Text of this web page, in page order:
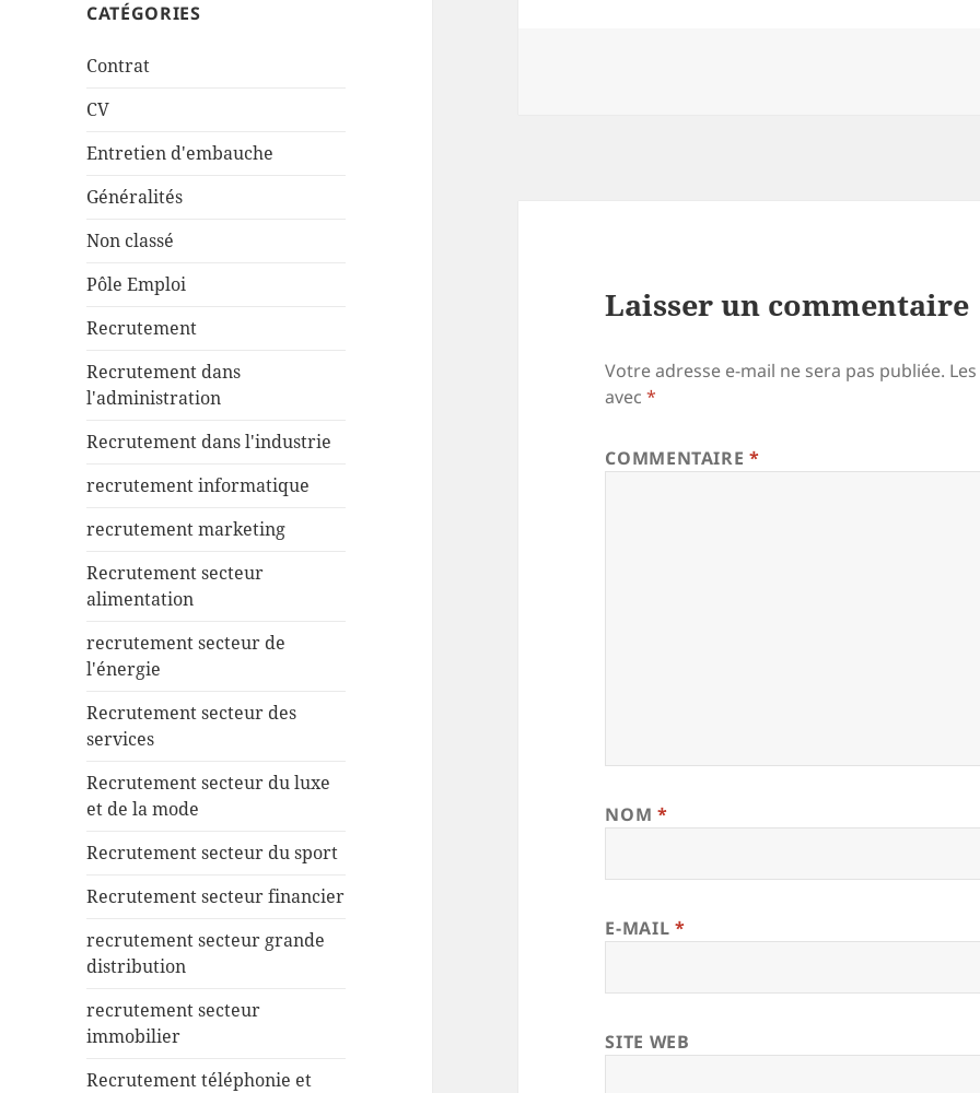
CATÉGORIES
Contrat
CV
Entretien d'embauche
Généralités
Non classé
Pôle Emploi
Recrutement
Recrutement dans
l'administration
Recrutement dans l'industrie
recrutement informatique
recrutement marketing
Recrutement secteur
alimentation
recrutement secteur de
l'énergie
Recrutement secteur des
services
Recrutement secteur du luxe
et de la mode
Recrutement secteur du sport
Recrutement secteur financier
recrutement secteur grande
distribution
recrutement secteur
immobilier
Recrutement téléphonie et
Laisser un commentaire
Votre adresse e-mail ne sera pas publiée.
avec*
COMMENTAIRE*
NOM *
E-MAIL *
SITE WEB